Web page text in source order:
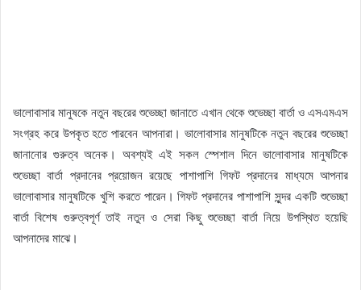
ভালোবাসার মানুষকে নতুন বছরের শুভেচ্ছা জানাতে এখান থেকে শুভেচ্ছা বার্তা ও এসএমএস
সংগ্রহ করে উপকৃত হতে পারবেন আপনারা। ভালোবাসার মানুষটিকে নতুন বছরের শুভেচ্ছা
জানানোর গুরুত্ব অনেক। অবশ্যই এই সকল স্পেশাল দিনে ভালোবাসার মানুষটিকে
শুভেচ্ছা বার্তা প্রদানের প্রয়োজন রয়েছে পাশাপাশি গিফট প্রদানের মাধ্যমে আপনার
ভালোবাসার মানুষটিকে খুশি করতে পারেন। গিফট প্রদানের পাশাপাশি সুন্দর একটি শুভেচ্ছা
বার্তা বিশেষ গুরুত্বপূর্ণ তাই নতুন ও সেরা কিছু শুভেচ্ছা বার্তা নিয়ে উপস্থিত হয়েছি
আপনাদের মাঝে।